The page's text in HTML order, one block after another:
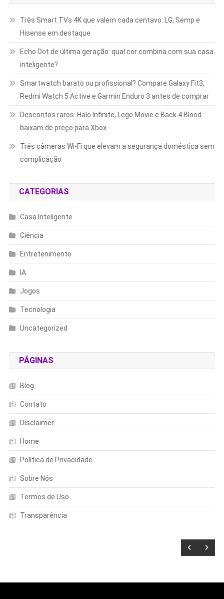
Três Smart TVs 4K que valem cada centavo: LG, Semp e
Hisense em destaque
Echo Dot de última geração: qual cor combina com sua casa
inteligente?
Smartwatch barato ou profissional? Compare Galaxy Fit3,
Redmi Watch 5 Active e Garmin Enduro 3 antes de comprar
Descontos raros: Halo Infinite, Lego Movie e Back 4 Blood
baixam de preço para Xbox
Três câmeras Wi-Fi que elevam a segurança doméstica sem
complicação
CATEGORIAS
Casa Inteligente
Ciência
Entretenimento
IA
Jogos
Tecnologia
Uncategorized
PÁGINAS
Blog
Contato
Disclaimer
Home
Política de Privacidade
Sobre Nós
Termos de Uso
Transparência